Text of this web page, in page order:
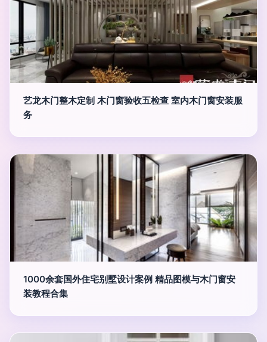
艺龙木门整木定制 木门窗验收五检查 室内木门窗安装服
务
1000余套国外住宅别墅设计案例 精品图模与木门窗安
装教程合集